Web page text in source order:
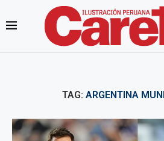
TAG: ARGENTINA